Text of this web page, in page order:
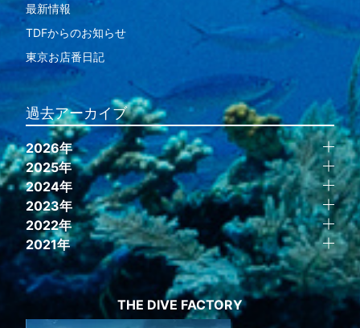
最新情報
TDFからのお知らせ
東京お店番日記
過去アーカイブ
2026年
2025年
2024年
2023年
2022年
2021年
THE DIVE FACTORY